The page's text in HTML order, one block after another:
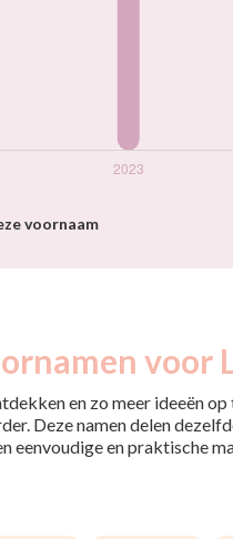
voornaam
voor
en zo meer ideeën
Deze namen delen
eenvoudige en praktische